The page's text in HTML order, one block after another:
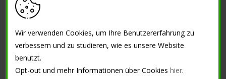
Wir verwenden Cookies, um Ihre Benutzererfahrung zu
verbessern und zu studieren, wie es unsere Website
benutzt.
Opt-out und mehr Informationen über Cookieshier.